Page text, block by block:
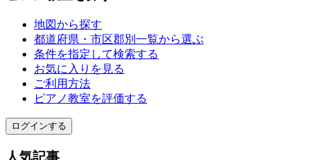
地図から探す
都道府県・市区郡別一覧から選ぶ
条件を指定して検索する
お気に入りを見る
ご利用方法
ピアノ教室を評価する
ログインする
人気記事